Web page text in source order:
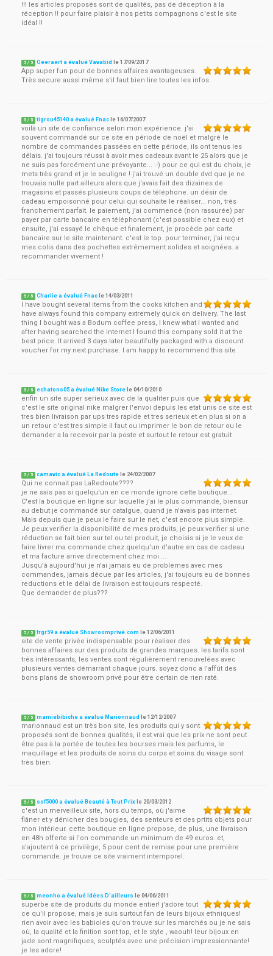
!!! les articles proposés sont de qualités, pas de déception à la
réception !! pour faire plaisir à nos petits compagnons c'est le site
idéal !!
5 / 5 Geeraert a évalué Vavabid le17/09/2017
App super fun pour de bonnes affaires avantageuses.
Très secure aussi même s'il faut bien lire toutes les infos
5 / 5 tigrou45140 a évalué Fnac le16/07/2007
voilà un site de confiance selon mon expérience. j'ai
souvent commandé sur ce site en période de noël et malgré le
nombre de commandes passées en cette période, ils ont tenus les
délais. j'ai toujours réussi à avoir mes cadeaux avant le 25 alors que je
ne suis pas forcément une prévoyante... :-) pour ce qui est du choix, je
mets très grand et je le souligne ! j'ai trouvé un double dvd que je ne
trouvais nulle part ailleurs alors que j'avais fait des dizaines de
magasins et passés plusieurs coups de téléphone. un désir de
cadeau empoisonné pour celui qui souhaite le réaliser... non, très
franchement parfait. le paiement, j'ai commencé (non rassurée) par
payer par carte bancaire en téléphonant (c'est possible chez eux) et
ensuite, j'ai essayé le chèque et finalement, je procède par carte
bancaire sur le site maintenant. c'est le top. pour terminer, j'ai reçu
mes colis dans des pochettes extrêmement solides et soignées. a
recommander vivement !
5 / 5 Charlie a évalué Fnac le14/03/2011
I have bought several items from the cooks kitchen and
have always found this company extremely quick on delivery. The last
thing I bought was a Bodum coffee press, I knew what I wanted and
after having searched the internet I found this company sold it at the
best price. It arrived 3 days later beautifully packaged with a discount
voucher for my next purchase. I am happy to recommend this site.
5 / 5 echatons05 a évalué Nike Store le04/10/2010
enfin un site super serieux avec de la qualiter puis que
c'est le site original nike malgrer l'envoi depuis les etat unis ce site est
tres bien livraison par ups tres rapide et tres serieux et en plus si on a
un retour c'est tres simple il faut ou imprimer le bon de retour ou le
demander a la recevoir par la poste et surtout le retour est gratuit
5 / 5 camavic a évalué La Redoute le 24/02/2007
Qui ne connait pas LaRedoute????
je ne sais pas si quelqu'un en ce monde ignore cette boutique...
C'est la boutique en ligne sur laquelle j'ai le plus commandé, biensur
au debut je commandé sur catalgue, quand je n'avais pas internet.
Mais depuis que je peux le faire sur le net, c'est encore plus simple.
Je peux verifier la disponibilité de mes produits, je peux verifier si une
réduction se fait bien sur tel ou tel produit, je choisis si je le veux de
faire livrer ma commande chez quelqu'un d'autre en cas de cadeau
et ma facture arrive directement chez moi....
Jusqu'à aujourd'hui je n'ai jamais eu de problemes avec mes
commandes, jamais décue par les articles, j'ai toujours eu de bonnes
reductions et le délai de livraison est toujours respecté.
Que demander de plus???
5 / 5 frgr59 a évalué Showroomprivé.com le12/06/2011
site de vente privée indispensable pour réaliser des
bonnes affaires sur des produits de grandes marques. les tarifs sont
très intéressants, les ventes sont régulièrement renouvelées avec
plusieurs ventes démarrant chaque jours. soyez donc a l'affût des
bons plans de showroom privé pour être certain de rien raté.
5 / 5 mamiebibiche a évalué Marionnaud le12/12/2007
marionnaud est un très bon site, les produits qui y sont
proposés sont de bonnes qualités, il est vrai que les prix ne sont peut
être pas à la portée de toutes les bourses mais les parfums, le
maquillage et les produits de soins du corps et soins du visage sont
très bien.
5 / 5 sof5000 a évalué Beauté à Tout Prix le 20/03/2012
c'est un merveilleux site, hors du temps, où j'aime
flâner et y dénicher des bougies, des senteurs et des prtits objets pour
mon intérieur. cette boutique en ligne propose, de plus, une livraison
en 48h offerte si l'on commande un minimum de 49 euros. et,
s'ajoutent à ce privilège, 5 pour cent de remise pour une première
commande. je trouve ce site vraiment intemporel.
5 / 5 meonho a évalué Idées D'ailleurs le04/06/2011
superbe site de produits du monde entier! j'adore tout
ce qu'il propose, mais je suis surtout fan de leurs bijoux ethniques!
rien avoir avec les babioles qu'on trouve sur les marchés ou je ne sais
où, la qualité et la finition sont top, et le style , waouh! leur bijoux en
jade sont magnifiques, sculptés avec une précision impressionnante!
je les adore!